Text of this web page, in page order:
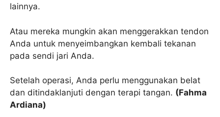
lainnya.
Atau mereka mungkin akan menggerakkan tendon
Anda untuk menyeimbangkan kembali tekanan
pada sendi jari Anda.
Setelah operasi, Anda perlu menggunakan belat
dan ditindaklanjuti dengan terapi tangan. (Fahma
Ardiana)